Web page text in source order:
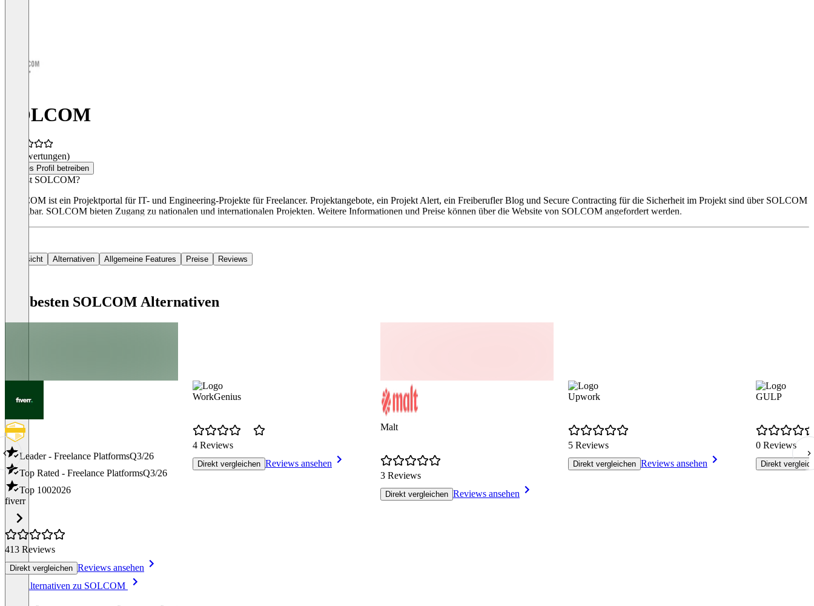
SOLCOM
(0 Bewertungen)
Dieses Profil betreiben
Was ist SOLCOM?
SOLCOM ist ein Projektportal für IT- und Engineering-Projekte für Freelancer. Projektangebote, ein Projekt Alert, ein Freiberufler Blog und Secure Contracting für die Sicherheit im Projekt sind über SOLCOM
verfügbar. SOLCOM bieten Zugang zu nationalen und internationalen Projekten. Weitere Informationen und Preise können über die Website von SOLCOM angefordert werden.
Übersicht Alternativen Allgemeine Features Preise Reviews
Die besten SOLCOM Alternativen
Leader - Freelance PlatformsQ3/26
Top Rated - Freelance PlatformsQ3/26
Top 1002026
fiverr
413 Reviews
Direkt vergleichen Reviews ansehen
WorkGenius
4 Reviews
Direkt vergleichen Reviews ansehen
Malt
3 Reviews
Direkt vergleichen Reviews ansehen
Upwork
5 Reviews
Direkt vergleichen Reviews ansehen
GULP
0 Reviews
Direkt
Alle Alternativen zu SOLCOM